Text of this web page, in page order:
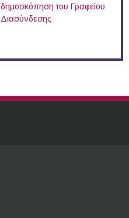
δημοσκόπηση του Γραφείου
Διασύνδεσης